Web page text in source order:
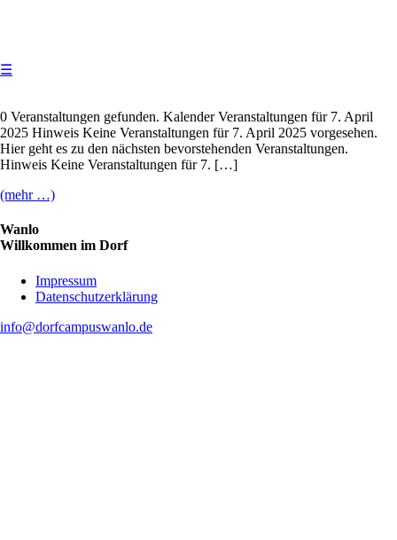
☰
0 Veranstaltungen gefunden. Kalender Veranstaltungen für 7. April
2025 Hinweis Keine Veranstaltungen für 7. April 2025 vorgesehen.
Hier geht es zu den nächsten bevorstehenden Veranstaltungen.
Hinweis Keine Veranstaltungen für 7. […]
(mehr …)
Wanlo
Willkommen im Dorf
Skip
Impressum
Datenschutzerklärung
info@dorfcampuswanlo.de